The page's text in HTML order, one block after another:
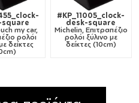
square
my car,
ρολόι
δείκτες
#KP_11005_clock-
desk-square
Michelin, Επιτραπέζιο
ρολόι ξύλινο με
δείκτες (10cm)